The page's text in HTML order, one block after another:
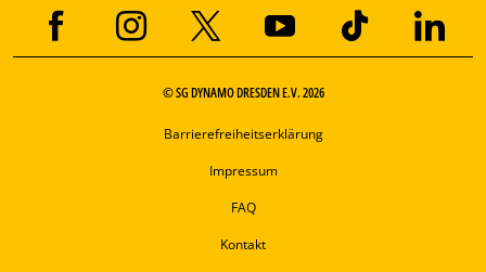
© SG DYNAMO DRESDEN E.V. 2026
Barrierefreiheitserklärung
Impressum
FAQ
Kontakt